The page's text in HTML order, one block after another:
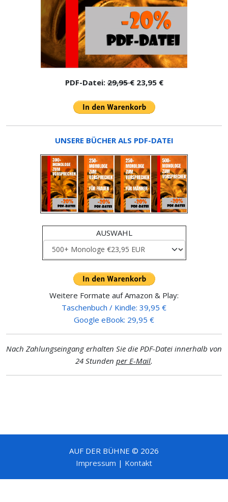
PDF-Datei:29,95 €23,95 €
UNSERE BÜCHER ALS PDF-DATEI
AUSWAHL
Weitere Formate auf Amazon & Play:
Taschenbuch / Kindle: 39,95 €
Google eBook: 29,95 €
Nach Zahlungseingang erhalten Sie die PDF-Datei innerhalb von
24 Stunden per E-Mail.
AUF DER BÜHNE © 2026
Impressum | Kontakt